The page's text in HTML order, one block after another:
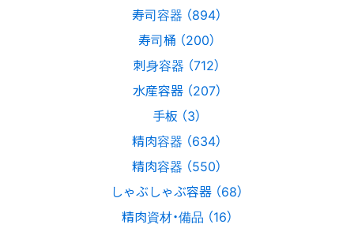
寿司容器 （894）
寿司桶 （200）
刺身容器 （712）
水産容器 （207）
手板 （3）
精肉容器 （634）
精肉容器 （550）
しゃぶしゃぶ容器 （68）
精肉資材・備品 （16）